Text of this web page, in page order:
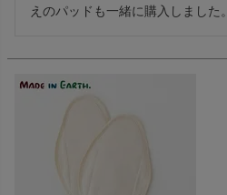
えのパッドも一緒に購入しました。